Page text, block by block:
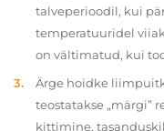
talveperioodil, kui
temperatuuridel
on vältimatud, kui
Ärge hoidke
teostatakse „märgi”
kittimine,